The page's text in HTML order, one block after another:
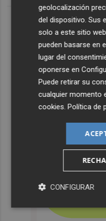
geolocalización
del dispositivo. Sus
solo a este sitio
pueden basarse en
lugar del
oponerse en
Puede retirar su
cualquier momento
cookies .Política de
CONFIGURAR